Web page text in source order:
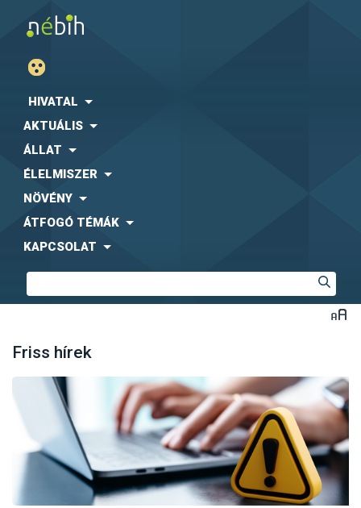
HIVATAL
AKTUÁLIS
ÁLLAT
ÉLELMISZER
NÖVÉNY
ÁTFOGÓ TÉMÁK
KAPCSOLAT
Friss hírek